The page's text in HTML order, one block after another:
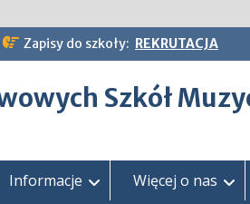
Zapisy do szkoły: REKRUTACJA
Szkół
Informacje Więcej o nas